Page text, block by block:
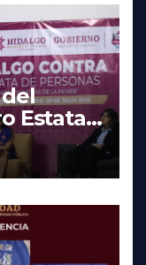
Estatal